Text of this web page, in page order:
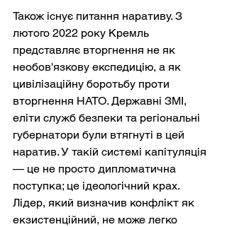
Також існує питання наративу. З
лютого 2022 року Кремль
представляє вторгнення не як
необов'язкову експедицію, а як
цивілізаційну боротьбу проти
вторгнення НАТО. Державні ЗМІ,
еліти служб безпеки та регіональні
губернатори були втягнуті в цей
наратив. У такій системі капітуляція
— це не просто дипломатична
поступка; це ідеологічний крах.
Лідер, який визначив конфлікт як
екзистенційний, не може легко